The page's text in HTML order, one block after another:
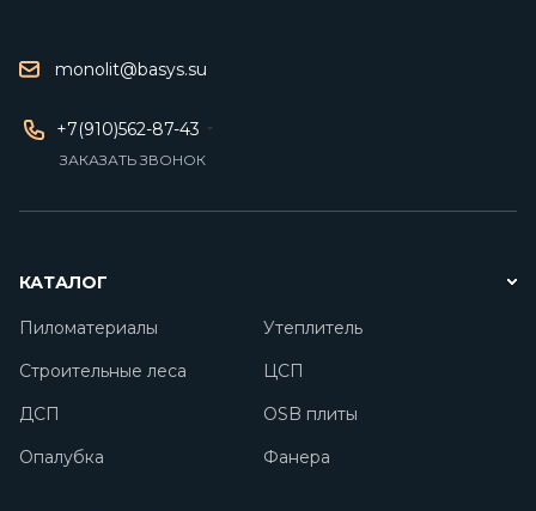
monolit@basys.su
+7(910)562-87-43
ЗАКАЗАТЬ ЗВОНОК
КАТАЛОГ
Пиломатериалы
Утеплитель
Строительные леса
ЦСП
ДСП
OSB плиты
Опалубка
Фанера